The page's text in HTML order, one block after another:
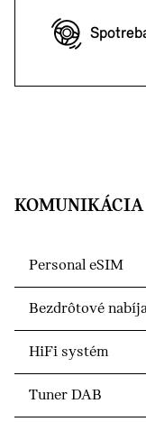
KOMUNIKÁCIA
Personal eSIM
Bezdrôtové
HiFi systém
Tuner DAB